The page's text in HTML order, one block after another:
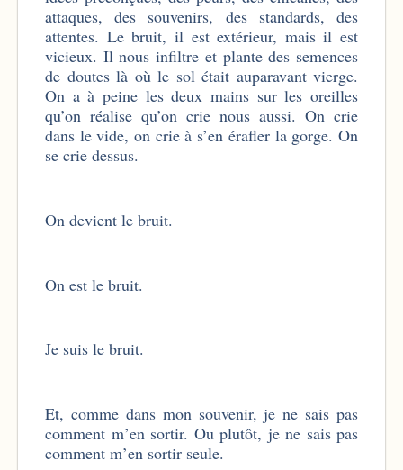
attaques, des souvenirs, des standards, des
attentes. Le bruit, il est extérieur, mais il est
vicieux. Il nous infiltre et plante des semences
de doutes là où le sol était auparavant vierge.
On a à peine les deux mains sur les oreilles
qu’on réalise qu’on crie nous aussi. On crie
dans le vide, on crie à s’en érafler la gorge. On
se crie dessus.
On devient le bruit.
On est le bruit.
Je suis le bruit.
Et, comme dans mon souvenir, je ne sais pas
comment m’en sortir. Ou plutôt, je ne sais pas
comment m’en sortir seule.